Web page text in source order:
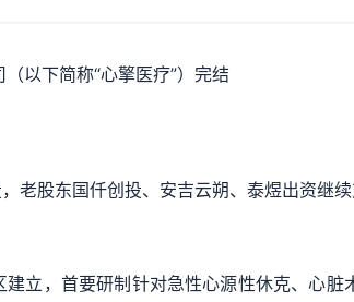
以下简称“心擎医疗”）完结
老股东国仟创投、安吉云朔、泰煜出资继
立，首要研制针对急性心源性休克、心